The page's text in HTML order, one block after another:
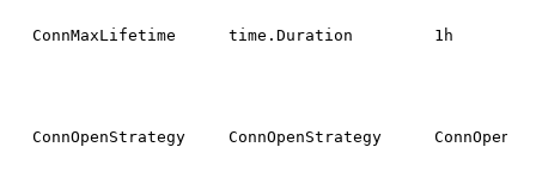
ConnMaxLifetime time.Duration 1h
ConnOpenStrategy ConnOpenStrategy